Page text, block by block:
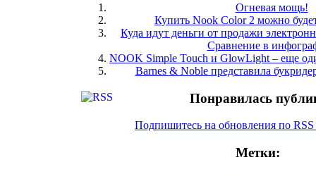
Огневая мощь!
Купить Nook Color 2 можно
Куда идут деньги от продажи
Сравнение в
NOOK Simple Touch и GlowLight – еще
Barnes & Noble представила
Понравилась
Подпишитесь на обновления по RSS
Метки: